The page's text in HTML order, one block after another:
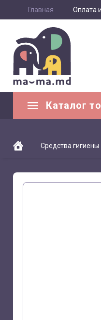
Главная Оплата
Каталог
Средства гигиены